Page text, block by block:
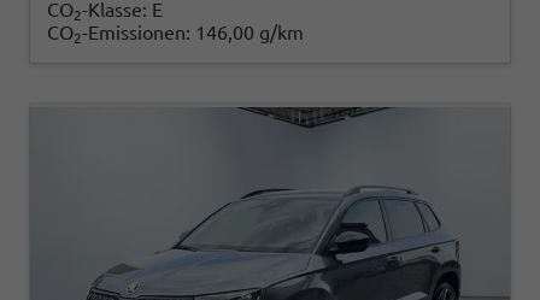
CO2-Klasse: E
CO2-Emissionen: 146,00 g/km